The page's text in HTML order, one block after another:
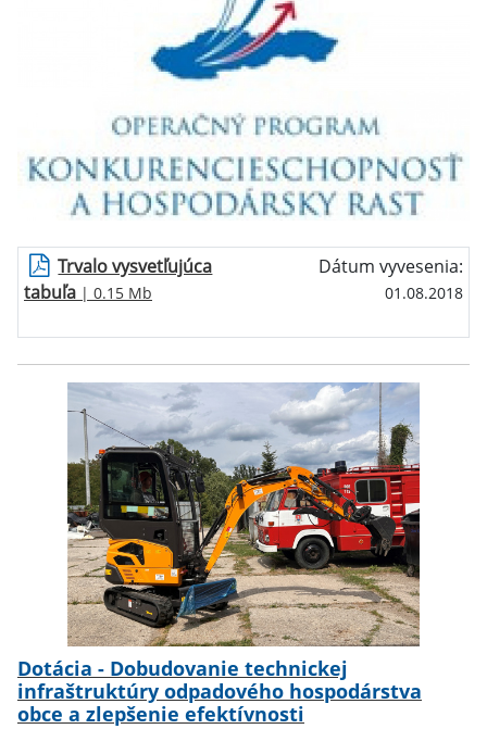
Trvalo vysvetľujúca
tabuľa | 0.15 Mb
Dátum vyvesenia:
01.08.2018
Dotácia - Dobudovanie technickej
infraštruktúry odpadového hospodárstva
obce a zlepšenie efektívnosti